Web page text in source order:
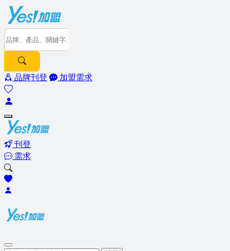
品牌刊登 加盟需求
刊登
需求